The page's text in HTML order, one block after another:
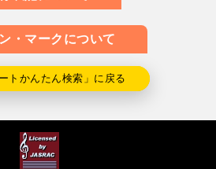
・マークについて
トかんたん検索」に戻る